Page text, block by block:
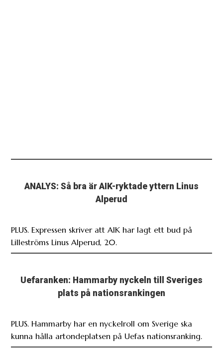
ANALYS: Så bra är AIK-ryktade yttern Linus
Alperud
PLUS. Expressen skriver att AIK har lagt ett bud på
Lilleströms Linus Alperud, 20.
Uefaranken: Hammarby nyckeln till Sveriges
plats på nationsrankingen
PLUS. Hammarby har en nyckelroll om Sverige ska
kunna hålla artondeplatsen på Uefas nationsranking.